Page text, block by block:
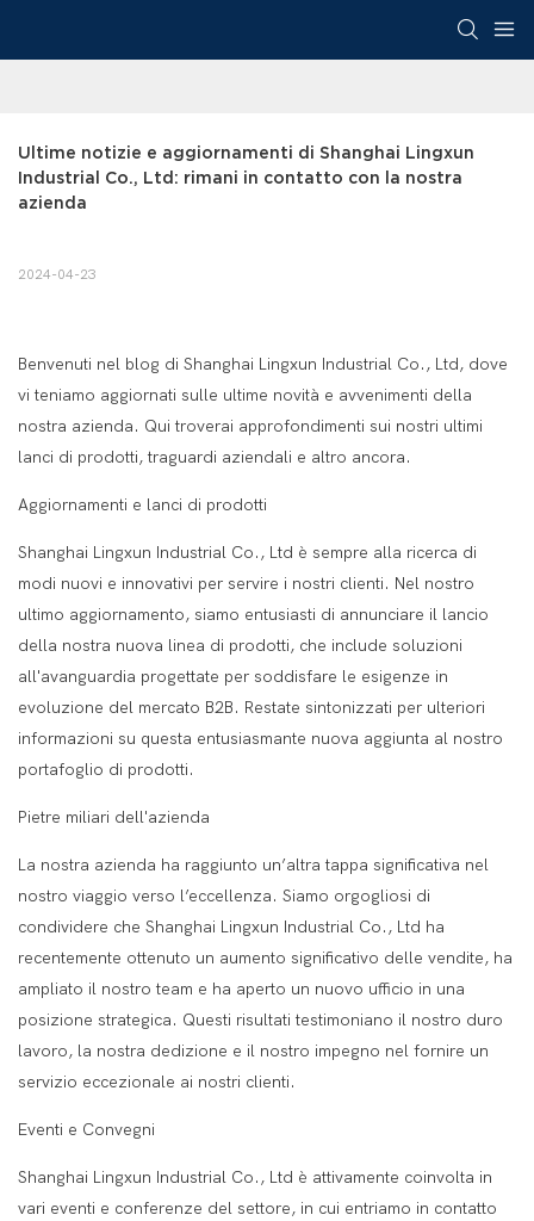
Ultime notizie e aggiornamenti di Shanghai Lingxun
Industrial Co., Ltd: rimani in contatto con la nostra
azienda
2024-04-23
Benvenuti nel blog di Shanghai Lingxun Industrial Co., Ltd, dove
vi teniamo aggiornati sulle ultime novità e avvenimenti della
nostra azienda. Qui troverai approfondimenti sui nostri ultimi
lanci di prodotti, traguardi aziendali e altro ancora.
Aggiornamenti e lanci di prodotti
Shanghai Lingxun Industrial Co., Ltd è sempre alla ricerca di
modi nuovi e innovativi per servire i nostri clienti. Nel nostro
ultimo aggiornamento, siamo entusiasti di annunciare il lancio
della nostra nuova linea di prodotti, che include soluzioni
all'avanguardia progettate per soddisfare le esigenze in
evoluzione del mercato B2B. Restate sintonizzati per ulteriori
informazioni su questa entusiasmante nuova aggiunta al nostro
portafoglio di prodotti.
Pietre miliari dell'azienda
La nostra azienda ha raggiunto un’altra tappa significativa nel
nostro viaggio verso l’eccellenza. Siamo orgogliosi di
condividere che Shanghai Lingxun Industrial Co., Ltd ha
recentemente ottenuto un aumento significativo delle vendite, ha
ampliato il nostro team e ha aperto un nuovo ufficio in una
posizione strategica. Questi risultati testimoniano il nostro duro
lavoro, la nostra dedizione e il nostro impegno nel fornire un
servizio eccezionale ai nostri clienti.
Eventi e Convegni
Shanghai Lingxun Industrial Co., Ltd è attivamente coinvolta in
vari eventi e conferenze del settore, in cui entriamo in contatto